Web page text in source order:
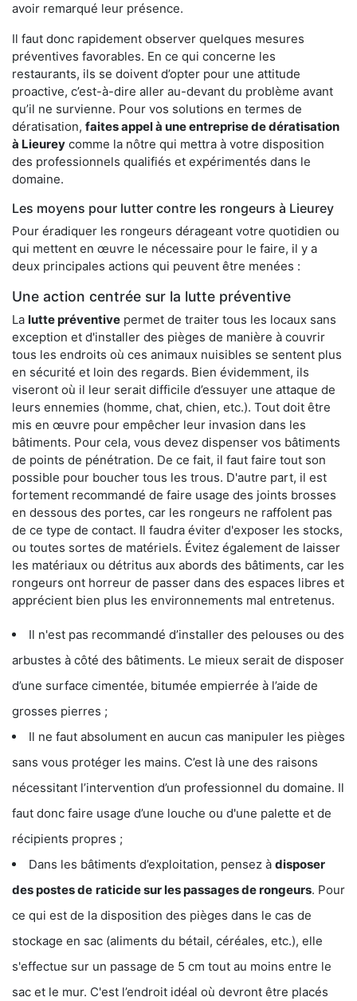
avoir remarqué leur présence.
Il faut donc rapidement observer quelques mesures
préventives favorables. En ce qui concerne les
restaurants, ils se doivent d’opter pour une attitude
proactive, c’est-à-dire aller au-devant du problème avant
qu’il ne survienne. Pour vos solutions en termes de
dératisation, faites appel à une entreprise de dératisation
à Lieurey comme la nôtre qui mettra à votre disposition
des professionnels qualifiés et expérimentés dans le
domaine.
Les moyens pour lutter contre les rongeurs à Lieurey
Pour éradiquer les rongeurs dérageant votre quotidien ou
qui mettent en œuvre le nécessaire pour le faire, il y a
deux principales actions qui peuvent être menées :
Une action centrée sur la lutte préventive
La lutte préventive permet de traiter tous les locaux sans
exception et d'installer des pièges de manière à couvrir
tous les endroits où ces animaux nuisibles se sentent plus
en sécurité et loin des regards. Bien évidemment, ils
viseront où il leur serait difficile d’essuyer une attaque de
leurs ennemies (homme, chat, chien, etc.). Tout doit être
mis en œuvre pour empêcher leur invasion dans les
bâtiments. Pour cela, vous devez dispenser vos bâtiments
de points de pénétration. De ce fait, il faut faire tout son
possible pour boucher tous les trous. D'autre part, il est
fortement recommandé de faire usage des joints brosses
en dessous des portes, car les rongeurs ne raffolent pas
de ce type de contact. Il faudra éviter d'exposer les stocks,
ou toutes sortes de matériels. Évitez également de laisser
les matériaux ou détritus aux abords des bâtiments, car les
rongeurs ont horreur de passer dans des espaces libres et
apprécient bien plus les environnements mal entretenus.
Il n'est pas recommandé d’installer des pelouses ou des
arbustes à côté des bâtiments. Le mieux serait de disposer
d’une surface cimentée, bitumée empierrée à l’aide de
grosses pierres ;
Il ne faut absolument en aucun cas manipuler les pièges
sans vous protéger les mains. C’est là une des raisons
nécessitant l’intervention d’un professionnel du domaine. Il
faut donc faire usage d’une louche ou d'une palette et de
récipients propres ;
Dans les bâtiments d’exploitation, pensez à disposer
des postes de raticide sur les passages de rongeurs. Pour
ce qui est de la disposition des pièges dans le cas de
stockage en sac (aliments du bétail, céréales, etc.), elle
s'effectue sur un passage de 5 cm tout au moins entre le
sac et le mur. C'est l’endroit idéal où devront être placés